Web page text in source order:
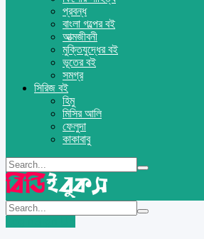
প্রবন্ধ
বাংলা গল্পের বই
আত্মজীবনী
মুক্তিযুদ্ধের বই
ভূতের বই
সমগ্র
সিরিজ বই
হিমু
মিসির আলি
ফেলুদা
কাকাবাবু